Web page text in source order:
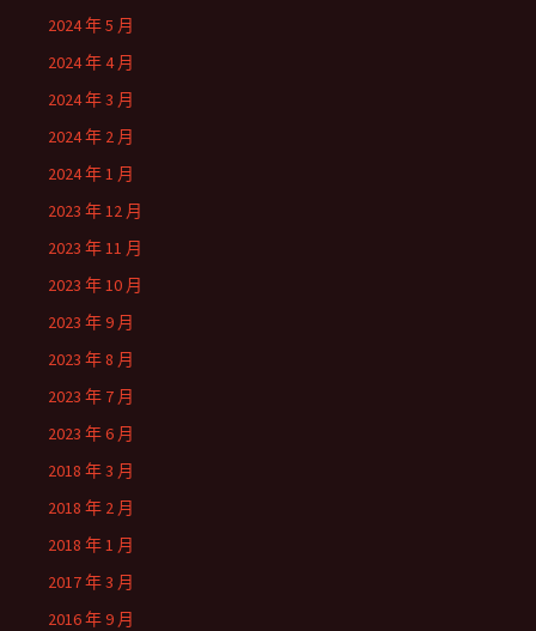
2024 年 5 月
2024 年 4 月
2024 年 3 月
2024 年 2 月
2024 年 1 月
2023 年 12 月
2023 年 11 月
2023 年 10 月
2023 年 9 月
2023 年 8 月
2023 年 7 月
2023 年 6 月
2018 年 3 月
2018 年 2 月
2018 年 1 月
2017 年 3 月
2016 年 9 月